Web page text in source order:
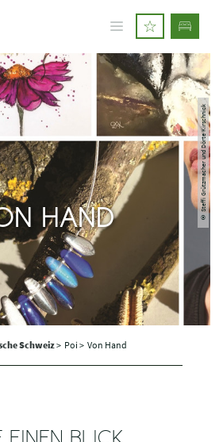
© Steffi Grützmacher und Dörte Kirschnick
HAND
Schweiz> Poi > Von Hand